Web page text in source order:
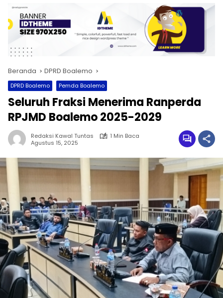
Beranda DPRD Boalemo
DPRD Boalemo Pemda Boalemo
Seluruh Fraksi Menerima Ranperda
RPJMD Boalemo 2025-2029
Redaksi Kawal Tuntas
1 Min Baca
Agustus 15, 2025